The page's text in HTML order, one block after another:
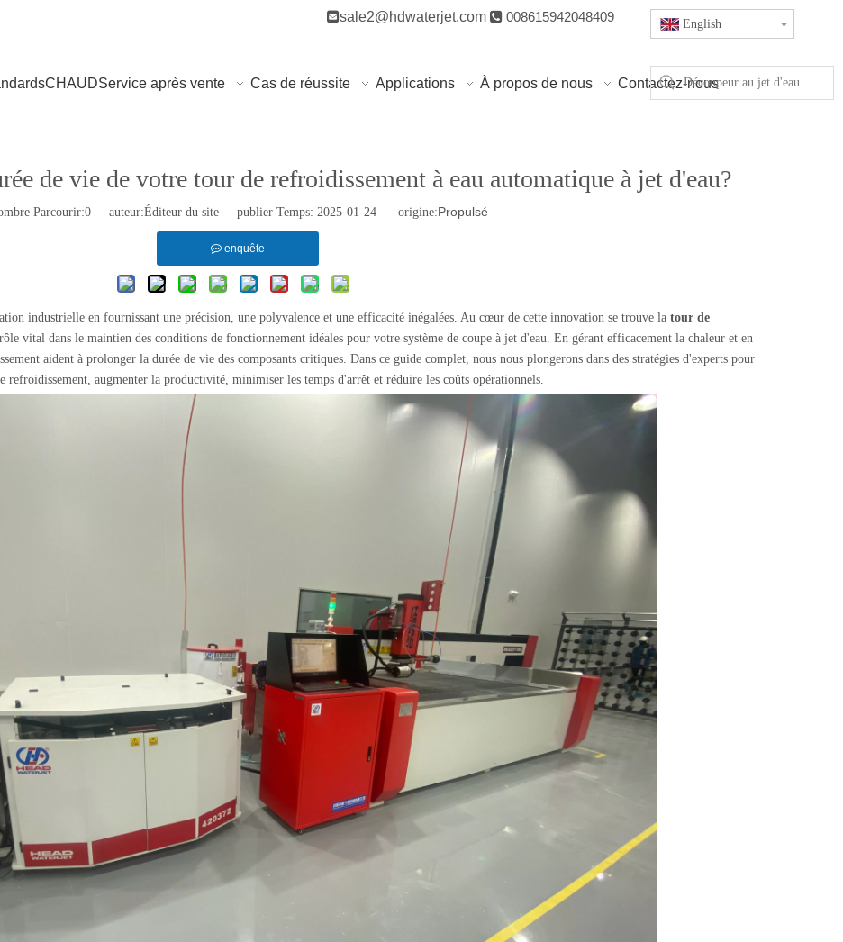
sale2@hdwaterjet.com  008615942048409 English
CHAUDService après vente Cas de réussite Applications À propos de nous Contactez-nous
de vie de votre tour de refroidissement à eau automatique à jet d'eau?
Parcourir:0auteur:Éditeur du site publier Temps: 2025-01-24 origine:Propulsé
enquête
industrielle en fournissant une précision, une polyvalence et une efficacité inégalées. Au cœur de cette innovation se trouve la tour de
vital dans le maintien des conditions de fonctionnement idéales pour votre système de coupe à jet d'eau. En gérant efficacement la chaleur et en
aident à prolonger la durée de vie des composants critiques. Dans ce guide complet, nous nous plongerons dans des stratégies d'experts pour
augmenter la productivité, minimiser les temps d'arrêt et réduire les coûts opérationnels.